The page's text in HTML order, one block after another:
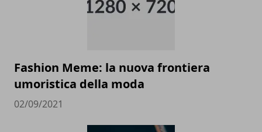
Fashion Meme: la nuova frontiera
umoristica della moda
02/09/2021